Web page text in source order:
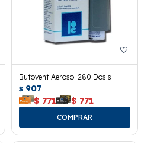
Butovent Aerosol 280 Dosis
$ 907
$ 771 $ 771